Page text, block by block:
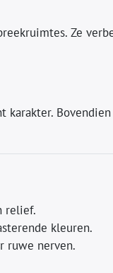
Ze
relief.
kleuren.
ruwe nerven.